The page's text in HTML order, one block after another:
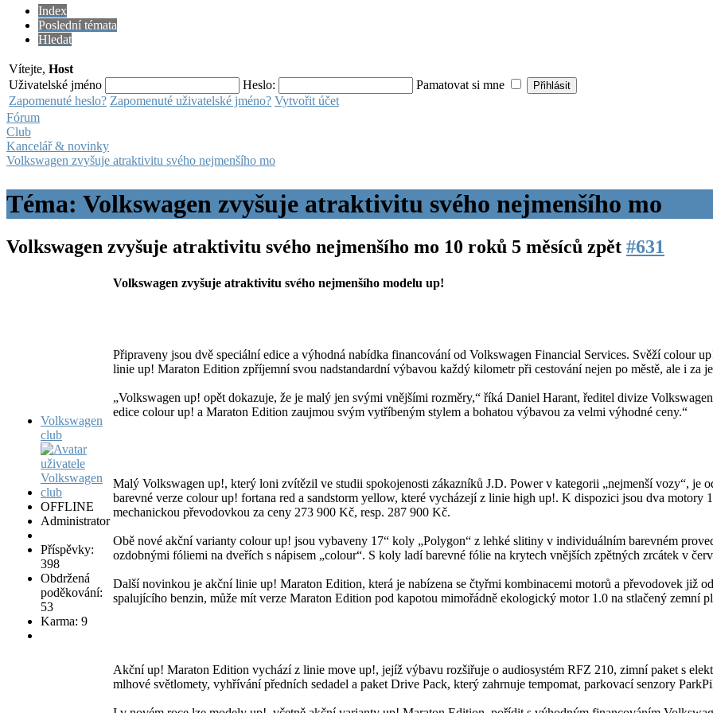
Index
Poslední témata
Hledat
Vítejte, Host
Uživatelské jméno
Heslo:
Pamatovat si mne
Zapomenuté heslo? Zapomenuté uživatelské jméno? Vytvořit účet
Fórum
Club
Kancelář & novinky
Volkswagen zvyšuje atraktivitu svého nejmenšího mo
Téma: Volkswagen zvyšuje atraktivitu svého nejmenšího mo
Volkswagen zvyšuje atraktivitu svého nejmenšího mo 10 roků 5 měsíců zpět #631
Volkswagen
club
OFFLINE
Administrator
Příspěvky:
398
Obdržená
poděkování:
53
Karma: 9
Volkswagen zvyšuje atraktivitu svého nejmenšího modelu up!
Připraveny jsou dvě speciální edice a výhodná nabídka financování od Volkswagen Financial Services. Svěží colour
linie up! Maraton Edition zpříjemní svou nadstandardní výbavou každý kilometr při cestování nejen po městě, ale i za
„Volkswagen up! opět dokazuje, že je malý jen svými vnějšími rozměry,“ říká Daniel Harant, ředitel divize
edice colour up! a Maraton Edition zaujmou svým vytříbeným stylem a bohatou výbavou za velmi výhodné ceny.“
Malý Volkswagen up!, který loni zvítězil ve studii spokojenosti zákazníků J.D. Power v kategorii „nejmenší vozy“, je
barevné verze colour up! fortana red a sandstorm yellow, které vycházejí z linie high up!. K dispozici jsou dva
mechanickou převodovkou za ceny 273 900 Kč, resp. 287 900 Kč.
Obě nové akční varianty colour up! jsou vybaveny 17“ koly „Polygon“ z lehké slitiny v individuálním barevném
ozdobnými fóliemi na dveřích s nápisem „colour“. S koly ladí barevné fólie na krytech vnějších zpětných zrcátek v
Další novinkou je akční linie up! Maraton Edition, která je nabízena se čtyřmi kombinacemi motorů a převodovek již
spalujícího benzin, může mít verze Maraton Edition pod kapotou mimořádně ekologický motor 1.0 na stlačený zemní
Akční up! Maraton Edition vychází z linie move up!, jejíž výbavu rozšiřuje o audiosystém RFZ 210, zimní paket s
mlhové světlomety, vyhřívání předních sedadel a paket Drive Pack, který zahrnuje tempomat, parkovací senzory